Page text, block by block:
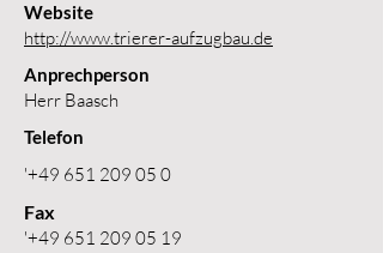
Website
http://www.trierer-aufzugbau.de
Anprechperson
Herr Baasch
Telefon
'+49 651 209 05 0
Fax
'+49 651 209 05 19